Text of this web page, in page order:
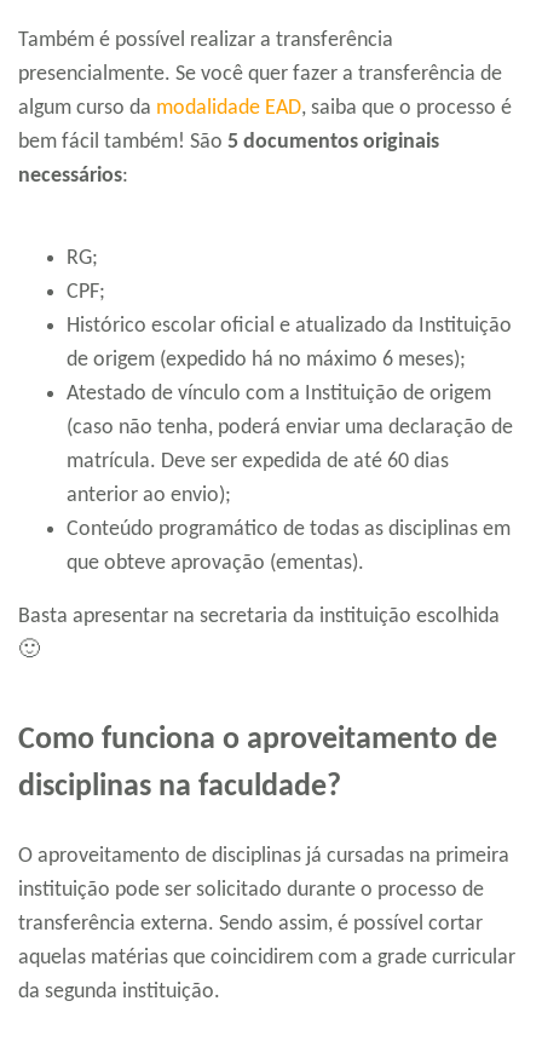
Também é possível realizar a transferência
presencialmente. Se você quer fazer a transferência de
algum curso da modalidade EAD, saiba que o processo é
bem fácil também! São 5 documentos originais
necessários:
RG;
CPF;
Histórico escolar oficial e atualizado da Instituição
de origem (expedido há no máximo 6 meses);
Atestado de vínculo com a Instituição de origem
(caso não tenha, poderá enviar uma declaração de
matrícula. Deve ser expedida de até 60 dias
anterior ao envio);
Conteúdo programático de todas as disciplinas em
que obteve aprovação (ementas).
Basta apresentar na secretaria da instituição escolhida
🙂
Como funciona o aproveitamento de
disciplinas na faculdade?
O aproveitamento de disciplinas já cursadas na primeira
instituição pode ser solicitado durante o processo de
transferência externa. Sendo assim, é possível cortar
aquelas matérias que coincidirem com a grade curricular
da segunda instituição.